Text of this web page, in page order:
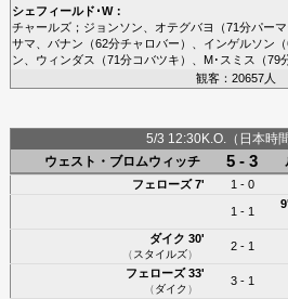
シェフィールド･W：
チャールズ； ジョンソン オテグバヨ （71分パーマ
サマ
バナン （62分チャロバー ）、 インゲルソン
ン
ウィンダス （71分コバツキ ）、 M･スミス （79
観客：20657人
5/3 12:30K.O.（日本時
ウェスト・ブロムウィッチ
5 - 3
フェローズ7' 1 - 0
1 - 1
9'
ダイク 30'
（スタイルズ）
2 - 1
フェローズ33'
（ダイク ）
3 - 1